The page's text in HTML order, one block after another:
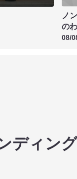
ノ
の
08/
ディング